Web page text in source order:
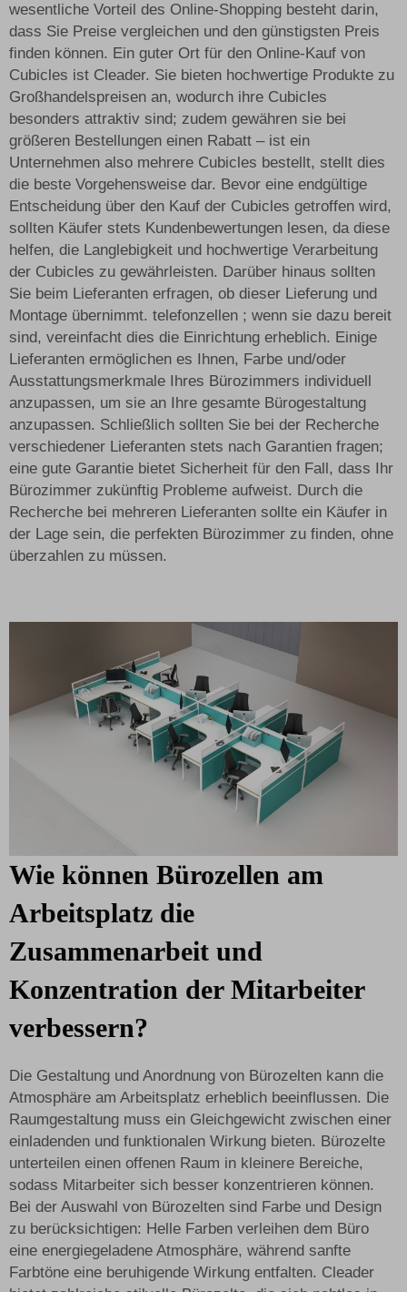
wesentliche Vorteil des Online-Shopping besteht darin,
dass Sie Preise vergleichen und den günstigsten Preis
finden können. Ein guter Ort für den Online-Kauf von
Cubicles ist Cleader. Sie bieten hochwertige Produkte zu
Großhandelspreisen an, wodurch ihre Cubicles
besonders attraktiv sind; zudem gewähren sie bei
größeren Bestellungen einen Rabatt – ist ein
Unternehmen also mehrere Cubicles bestellt, stellt dies
die beste Vorgehensweise dar. Bevor eine endgültige
Entscheidung über den Kauf der Cubicles getroffen wird,
sollten Käufer stets Kundenbewertungen lesen, da diese
helfen, die Langlebigkeit und hochwertige Verarbeitung
der Cubicles zu gewährleisten. Darüber hinaus sollten
Sie beim Lieferanten erfragen, ob dieser Lieferung und
Montage übernimmt. telefonzellen ; wenn sie dazu bereit
sind, vereinfacht dies die Einrichtung erheblich. Einige
Lieferanten ermöglichen es Ihnen, Farbe und/oder
Ausstattungsmerkmale Ihres Bürozimmers individuell
anzupassen, um sie an Ihre gesamte Bürogestaltung
anzupassen. Schließlich sollten Sie bei der Recherche
verschiedener Lieferanten stets nach Garantien fragen;
eine gute Garantie bietet Sicherheit für den Fall, dass Ihr
Bürozimmer zukünftig Probleme aufweist. Durch die
Recherche bei mehreren Lieferanten sollte ein Käufer in
der Lage sein, die perfekten Bürozimmer zu finden, ohne
überzahlen zu müssen.
Wie können Bürozellen am
Arbeitsplatz die
Zusammenarbeit und
Konzentration der Mitarbeiter
verbessern?
Die Gestaltung und Anordnung von Bürozelten kann die
Atmosphäre am Arbeitsplatz erheblich beeinflussen. Die
Raumgestaltung muss ein Gleichgewicht zwischen einer
einladenden und funktionalen Wirkung bieten. Bürozelte
unterteilen einen offenen Raum in kleinere Bereiche,
sodass Mitarbeiter sich besser konzentrieren können.
Bei der Auswahl von Bürozelten sind Farbe und Design
zu berücksichtigen: Helle Farben verleihen dem Büro
eine energiegeladene Atmosphäre, während sanfte
Farbtöne eine beruhigende Wirkung entfalten. Cleader